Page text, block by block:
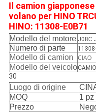
Il camion
volano per HINO
HINO: 11308-E0B71
Modello del motore J08C
Numero di parte
Modello di camion CIAO
Modello del veicolo
30
Luogo di origine
MOQ
1 pz
Prezzo